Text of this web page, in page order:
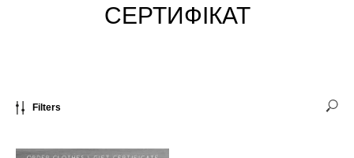
СЕРТИФІКАТ
Filters